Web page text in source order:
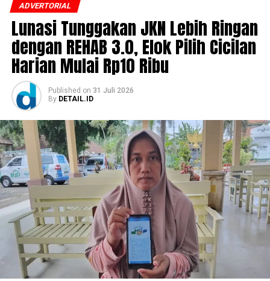
ADVERTORIAL
Lunasi Tunggakan JKN Lebih Ringan
dengan REHAB 3.0, Elok Pilih Cicilan
Harian Mulai Rp10 Ribu
Published on 31 Juli 2026
By DETAIL.ID